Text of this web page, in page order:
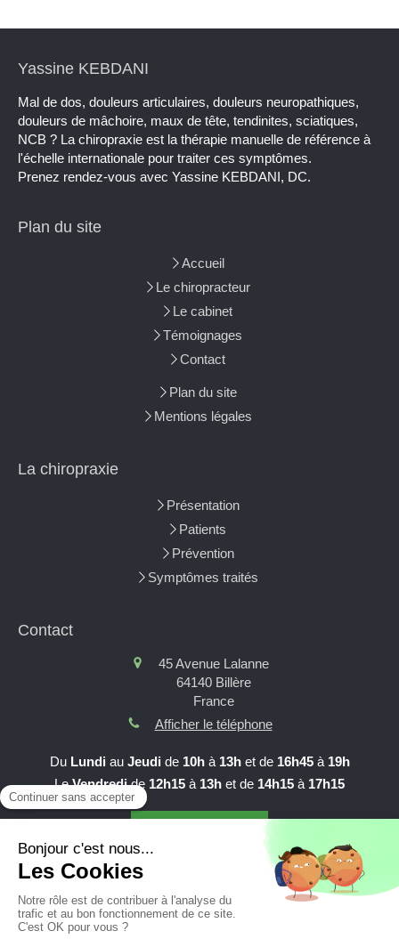
Yassine KEBDANI
Mal de dos, douleurs articulaires, douleurs neuropathiques,
douleurs de mâchoire, maux de tête, tendinites, sciatiques,
NCB ? La chiropraxie est la thérapie manuelle de référence à
l'échelle internationale pour traiter ces symptômes.
Prenez rendez-vous avec Yassine KEBDANI, DC.
Plan du site
Accueil
Le chiropracteur
Le cabinet
Témoignages
Contact
Plan du site
Mentions légales
La chiropraxie
Présentation
Patients
Prévention
Symptômes traités
Contact
45 Avenue Lalanne
64140 Billère
France
Afficher le téléphone
Du Lundi au Jeudi de 10hà 13het de 16h45à 19h
LeVendredide 12h15 à 13h et de 14h15 à 17h15
Création et référencement du site par Simplébo